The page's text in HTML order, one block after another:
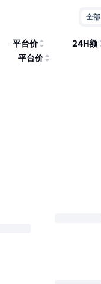
全部
平台价 24H额
平台价